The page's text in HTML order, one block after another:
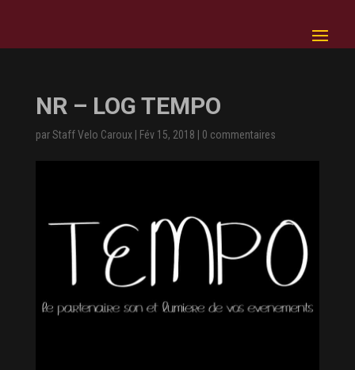
NR – LOG TEMPO
parStaff Velo Caroux| Fév 15, 2018 0 commentaires